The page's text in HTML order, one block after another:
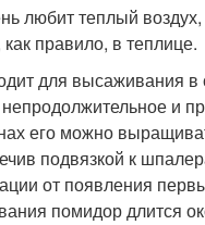
любит теплый
правило, в теплице.
для высаживания
непродолжительное и
его можно
подвязкой к
от появления
помидор длится